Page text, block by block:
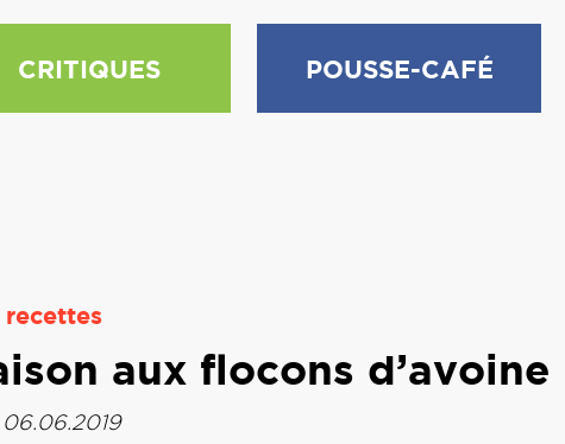
CRITIQUES POUSSE-CAFÉ
recettes
aux flocons d’avoine